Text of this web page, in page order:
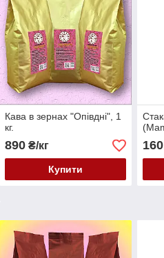
Кава в зернах "Опівдні", 1
кг.
890₴/кг
Купити
160